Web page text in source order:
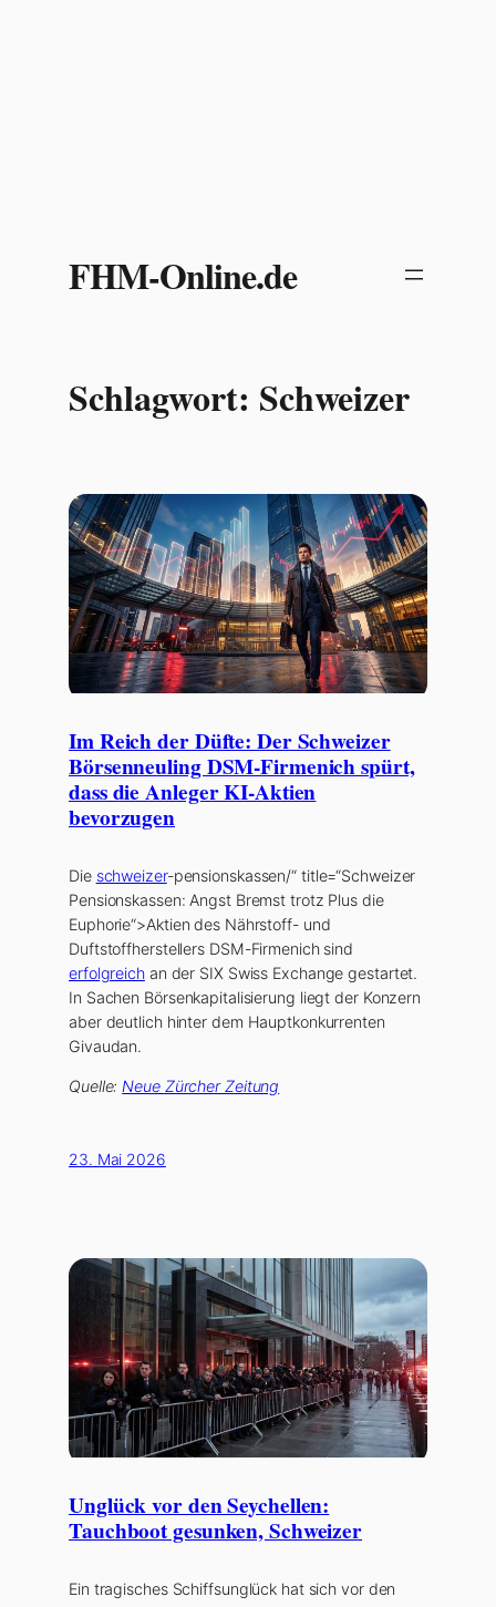
springenFHM-Online.de
Schlagwort: Schweizer
Im Reich der Düfte: Der Schweizer
Börsenneuling DSM-Firmenich spürt,
dass die Anleger KI-Aktien
bevorzugen
Die schweizer-pensionskassen/“ title=“Schweizer
Pensionskassen: Angst Bremst trotz Plus die
Euphorie“>Aktien des Nährstoff- und
Duftstoffherstellers DSM-Firmenich sind
erfolgreichan der SIX Swiss Exchange gestartet.
In Sachen Börsenkapitalisierung liegt der Konzern
aber deutlich hinter dem Hauptkonkurrenten
Givaudan.
Quelle: Neue Zürcher Zeitung
23. Mai 2026
Unglück vor den Seychellen:
Tauchboot gesunken, Schweizer
Ein tragisches Schiffsunglück hat sich vor den